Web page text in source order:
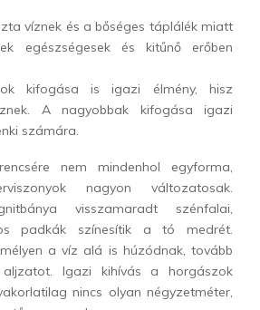
víznek és a bőséges táplálék miatt
egészségesek és kitűnő erőben
kifogása is igazi élmény, hisz
A nagyobbak kifogása igazi
számára.
nem mindenhol egyforma,
nagyon változatosak.
visszamaradt szénfalai,
padkák színesítik a tó medrét.
a víz alá is húzódnak, tovább
Igazi kihívás a horgászok
nincs olyan négyzetméter,